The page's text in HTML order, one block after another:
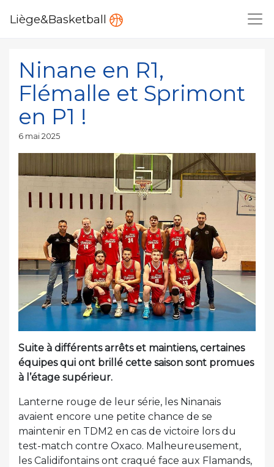
Liège&Basketball
Ninane en R1,
Flémalle et Sprimont
en P1 !
Publié
6 mai 2025
Suite à différents arrêts et maintiens, certaines
équipes qui ont brillé cette saison sont promues
à l’étage supérieur.
Lanterne rouge de leur série, les Ninanais
avaient encore une petite chance de se
maintenir en TDM2 en cas de victoire lors du
test-match contre Oxaco. Malheureusement,
les Calidifontains ont craqué face aux Flamands,